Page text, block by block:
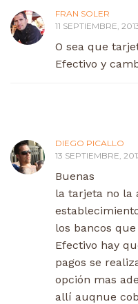
FRAN SOLER
11 SEPTIEMBRE,
O sea que
Efectivo y
DIEGO PICALLO
13 SEPTIEMBRE,
Buenas
la tarjeta no la
los bancos
Efectivo hay
pagos se
opción mas
allí auqnue